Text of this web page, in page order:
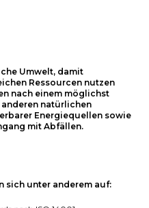
Umwelt, damit
Ressourcen nutzen
nach einem möglichst
natürlichen
Energiequellen sowie
mit Abfällen.
sich unter anderem auf: